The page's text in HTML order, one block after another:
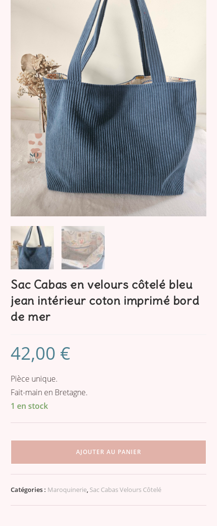
Sac Cabas en velours côtelé bleu
jean intérieur coton imprimé bord
de mer
42,00 €
Pièce unique.
Fait-main en Bretagne.
1 en stock
quantité
Sac
Cabas
en
AJOUTER AU PANIER
Catégories : Maroquinerie, Sac Cabas Velours Côtelé